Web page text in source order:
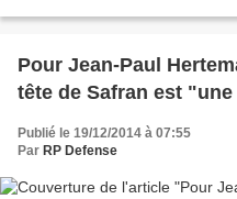
Pour Jean-Paul
tête de Safran est
Publié le 19/12/2014 à 07:55
Par RP Defense